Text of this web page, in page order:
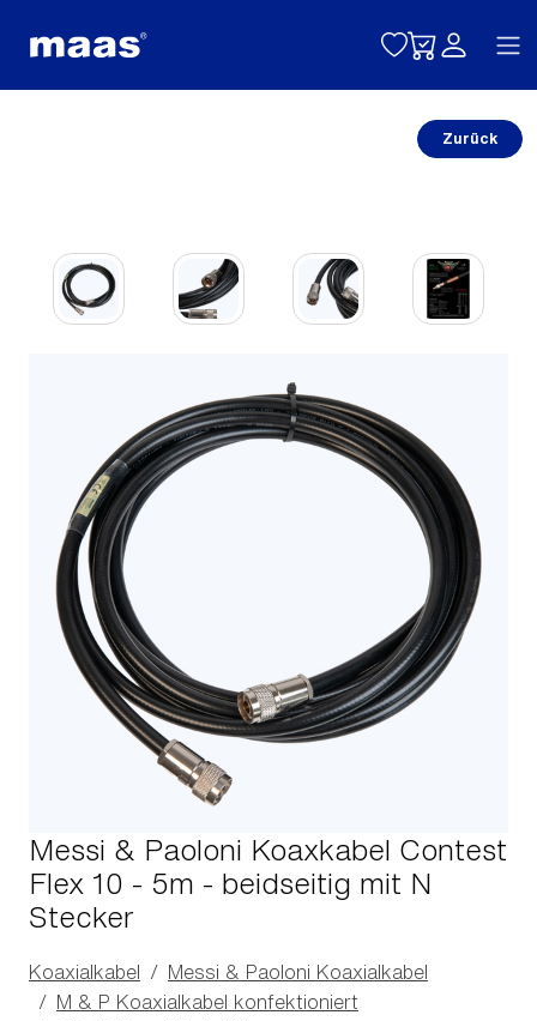
Toggle
Zurück
Messi & Paoloni Koaxkabel Contest
Flex 10 - 5m - beidseitig mit N
Stecker
Koaxialkabel
Messi & Paoloni Koaxialkabel
M & P Koaxialkabel konfektioniert